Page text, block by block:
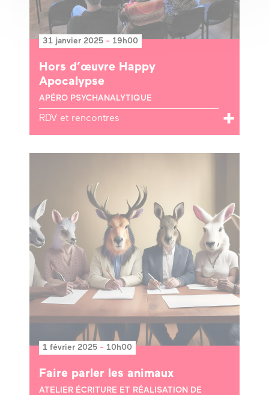
31 janvier 2025 - 19h00
Hors d’œuvre Happy
Apocalypse
APÉRO PSYCHANALYTIQUE
RDV et rencontres
1 février 2025 - 10h00
Faire parler les animaux
ATELIER ÉCRITURE ET RÉALISATION DE